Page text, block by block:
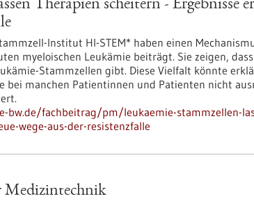
Therapien scheitern - Ergebnisse
Institut HI-STEM* haben einen
myeloischen Leukämie beiträgt. Sie zeigen,
Stammzellen gibt. Diese Vielfalt könnte
bei manchen Patientinnen und Patienten nicht
bw.de/fachbeitrag/pm/leukaemie-stammzellen-
wege-aus-der-resistenzfalle
Medizintechnik